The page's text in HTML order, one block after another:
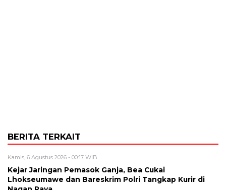
BERITA TERKAIT
Kamis, 6 Agustus 2026 - 00:17 WIB
Kejar Jaringan Pemasok Ganja, Bea Cukai
Lhokseumawe dan Bareskrim Polri Tangkap Kurir di